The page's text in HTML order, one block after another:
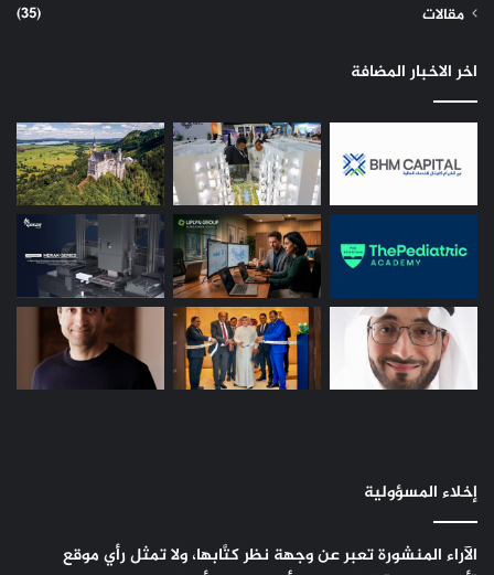
مقالات
(35)
اخر الاخبار المضافة
إخلاء المسؤولية
الآراء المنشورة تعبر عن وجهة نظر كتَّابها، ولا تمثل رأي موقع